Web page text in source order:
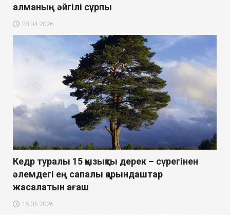
алманың әйгілі сұрпы
28.04.2026
Кедр туралы 15 қызықты дерек – сүрегінен
әлемдегі ең сапалы қарындаштар
жасалатын ағаш
16.05.2026